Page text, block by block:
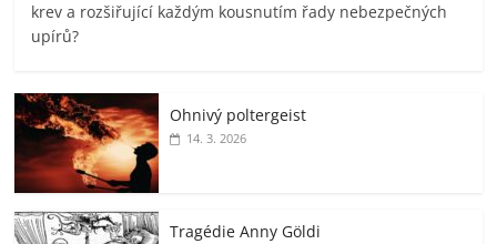
krev a rozšiřující každým kousnutím řady nebezpečných
upírů?
Ohnivý poltergeist
14. 3. 2026
Tragédie Anny Göldi